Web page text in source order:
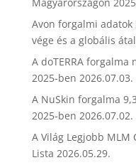
Avon forgalmi adatok
vége és a globális
A doTERRA
2025-ben 2026.07.03.
A NuSkin forgalma
2025-ben 2026.07.02.
A Világ Legjobb MLM
Lista 2026.05.29.